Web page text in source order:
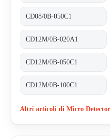
CD08/0B-050C1
CD12M/0B-020A1
CD12M/0B-050C1
CD12M/0B-100C1
Altri articoli di Micro